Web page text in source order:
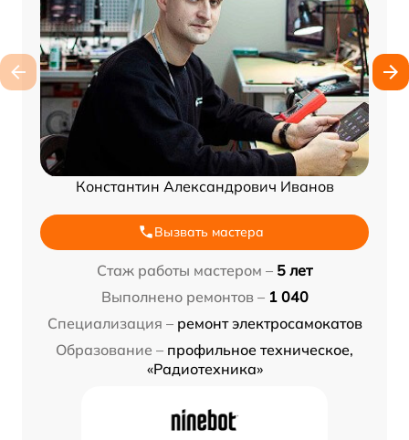
Константин Александрович Иванов
Вызвать мастера
Стаж работы мастером – 5 лет
Выполнено ремонтов – 1 040
Специализация – ремонт электросамокатов
Образование – профильное техническое,
«Радиотехника»